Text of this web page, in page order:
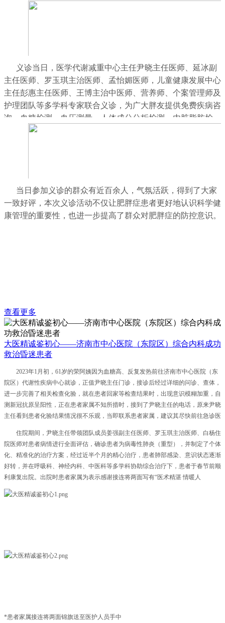
义诊当日，医学代谢减重中心主任尹晓主任医师、延冰副
主任医师、罗玉琪主治医师、孟怡媚医师，儿童健康发展中心
主任彭惠主任医师、王博主治中医师、营养师、个案管理师及
护理团队等多学科专家联合义诊，为广大胖友提供免费疾病咨
询、血糖检测、血压测量、人体成分分析检测、内脏脂肪检
测、肥胖评估、智能3D足底扫描，并提供专业个体化的营养
当日参加义诊的群众有近百余人，气氛活跃，得到了大家
一致好评，本次义诊活动不仅让肥胖症患者更好地认识科学健
康管理的重要性，也进一步提高了群众对肥胖症的防控意识。
查看更多
大医精诚鉴初心——济南市中心医院（东院区）综合内科成功
救治昏迷患者
2023年1月初，61岁的荣阿姨因为血糖高、反复发热前往济南市中心医院（东
院区）代谢性疾病中心就诊，正值尹晓主任门诊，接诊后经过详细的问诊、查体，
进一步完善了相关检查化验，就在患者回家等检查结果时，出现意识模糊加重，自
测新冠抗原呈阳性，正在患者家属不知所措时，接到了尹晓主任的电话，原来尹晓
主任看到患者化验结果情况很不乐观，当即联系患者家属，建议其尽快前往急诊医
住院期间，尹晓主任带领团队成员姜强副主任医师、罗玉琪主治医师、白杨住
院医师对患者病情进行全面评估，确诊患者为病毒性肺炎（重型），并制定了个体
化、精准化的治疗方案，经过近半个月的精心治疗，患者肺部感染、意识状态逐渐
好转，并在呼吸科、神经内科、中医科等多学科协助综合治疗下，患者于春节前顺
利康复出院。出院时患者家属为表示感谢接连将两面写有“医术精湛 情暖人
心”和“德艺双馨 妙手回春”的锦旗送至医护人员手中，并激动地说，“送到急诊的时
候我妈都昏迷了，真害怕救不过来了，经过你们的治疗没想到现在比阳之前状态还
*患者家属接连将两面锦旗送至医护人员手中